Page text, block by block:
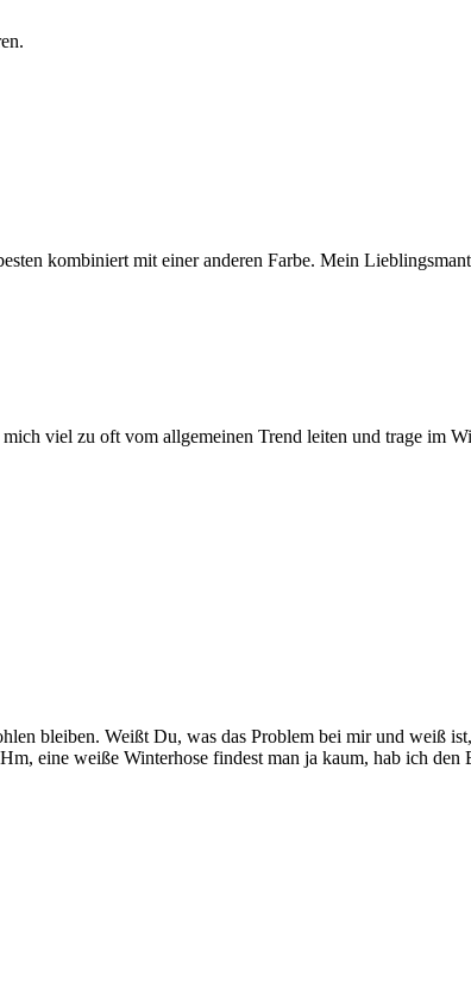
kombiniert mit einer anderen Farbe. Mein
viel zu oft vom allgemeinen Trend leiten und trage im
bleiben. Weißt Du, was das Problem bei mir und weiß
eine weiße Winterhose findest man ja kaum, hab ich